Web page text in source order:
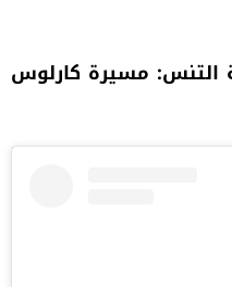
التنس: مسيرة كارلوس